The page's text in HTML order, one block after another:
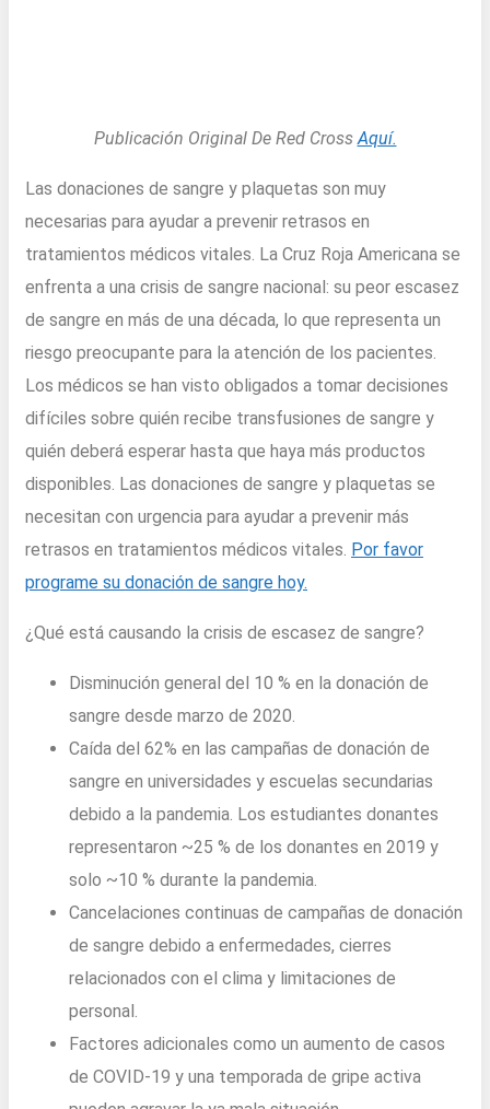
Publicación Original De Red CrossAquí.
Las donaciones de sangre y plaquetas son muy
necesarias para ayudar a prevenir retrasos en
tratamientos médicos vitales. La Cruz Roja Americana se
enfrenta a una crisis de sangre nacional: su peor escasez
de sangre en más de una década, lo que representa un
riesgo preocupante para la atención de los pacientes.
Los médicos se han visto obligados a tomar decisiones
difíciles sobre quién recibe transfusiones de sangre y
quién deberá esperar hasta que haya más productos
disponibles. Las donaciones de sangre y plaquetas se
necesitan con urgencia para ayudar a prevenir más
retrasos en tratamientos médicos vitales. Por favor
programe su donación de sangre hoy.
¿Qué está causando la crisis de escasez de sangre?
Disminución general del 10 % en la donación de
sangre desde marzo de 2020.
Caída del 62% en las campañas de donación de
sangre en universidades y escuelas secundarias
debido a la pandemia. Los estudiantes donantes
representaron ~25 % de los donantes en 2019 y
solo ~10 % durante la pandemia.
Cancelaciones continuas de campañas de donación
de sangre debido a enfermedades, cierres
relacionados con el clima y limitaciones de
personal.
Factores adicionales como un aumento de casos
de COVID-19 y una temporada de gripe activa